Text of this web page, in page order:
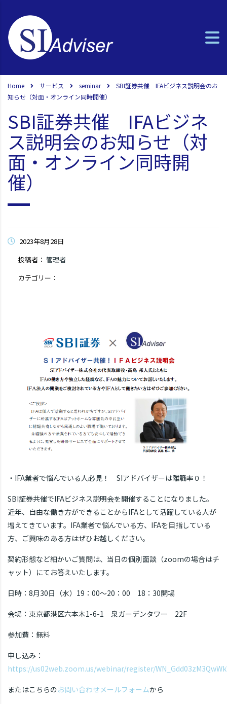
Home サービス seminar
SBI証券共催 IFAビジネス説明会のお
知らせ（対面・オンライン同時開催）
SBI証券共催 IFAビジネ
ス説明会のお知らせ（対
面・オンライン同時開
催）
2023年8月28日
投稿者： 管理者
カテゴリー：
・IFA業者で悩んでいる人必見！ SIアドバイザーは離職率０！
SBI証券共催でIFAビジネス説明会を開催することになりました。
近年、自由な働き方ができることからIFAとして活躍している人が
増えてきています。IFA業者で悩んでいる方、IFAを目指している
方、ご興味のある方はぜひお越しください。
契約形態など細かいご質問は、当日の個別面談（zoomの場合はチ
ャット）にてお答えいたします。
日時：8月30日（水）19：00～20：00 18：30開場
会場：東京都港区六本木1-6-1 泉ガーデンタワー 22F
参加費：無料
申し込み：
https://us02web.zoom.us/webinar/register/
またはこちらのお問い合わせメールフォームから